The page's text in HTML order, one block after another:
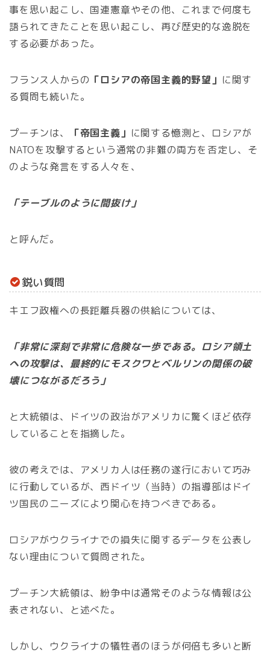
事を思い起こし、国連憲章やその他、これまで何度も
語られてきたことを思い起こし、再び歴史的な逸脱を
する必要があった。
フランス人からの 「ロシアの帝国主義的野望」 に関す
る質問も続いた。
プーチンは、 「帝国主義」 に関する憶測と、ロシアが
NATOを攻撃するという通常の非難の両方を否定し、そ
のような発言をする人々を、
「テーブルのように間抜け」
と呼んだ。
鋭い質問
キエフ政権への長距離兵器の供給については、
「非常に深刻で非常に危険な一歩である。ロシア領土
への攻撃は、最終的にモスクワとベルリンの関係の破
壊につながるだろう」
と大統領は、ドイツの政治がアメリカに驚くほど依存
していることを指摘した。
彼の考えでは、アメリカ人は任務の遂行において巧み
に行動しているが、西ドイツ（当時）の指導部はドイ
ツ国民のニーズにより関心を持つべきである。
ロシアがウクライナでの損失に関するデータを公表し
ない理由について質問された。
プーチン大統領は、紛争中は通常そのような情報は公
表されない、と述べた。
しかし、ウクライナの犠牲者のほうが何倍も多いと断